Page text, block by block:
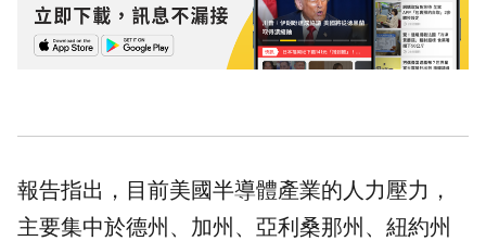
報告指出，目前美國半導體產業的人力壓力，
主要集中於德州、加州、亞利桑那州、紐約州